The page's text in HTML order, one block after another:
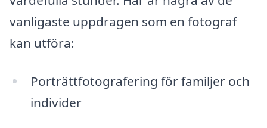
vanligaste uppdragen som en fotograf
kan utföra:
Porträttfotografering för familjer och
individer